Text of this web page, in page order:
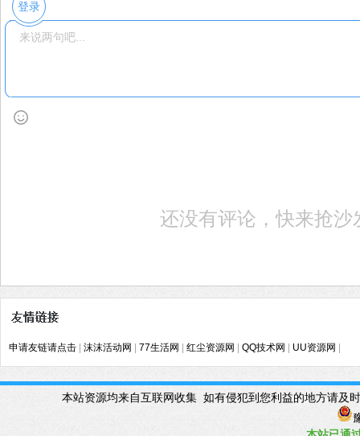
登录
还没有评论，快来抢沙
申请友链请点击 沫沫活动网 77生活网 红尘资源网 QQ技术网 UU资源网
本站资源均来自互联网收集 如有侵犯到您利益的地方请